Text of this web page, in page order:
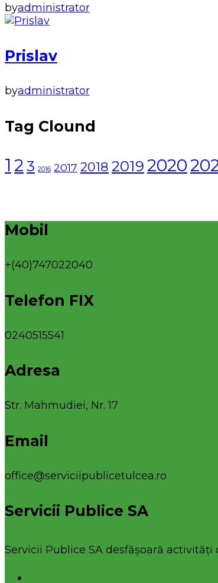
byadministrator
Prislav
byadministrator
Tag Clound
1 2 3 2016 2017 2018 2019 2020
Mobil
+(40)747022040
Telefon FIX
0240515541
Adresa
Str. Mahmudiei, Nr. 17
Email
office@serviciipublicetulcea.ro
Servicii Publice SA
Servicii Publice SA desfășoară